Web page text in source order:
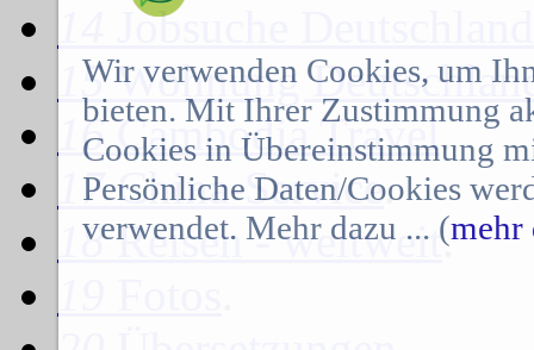
Jobsuche Deutschland
15Wohnung
16Cambodia Travel.
17China-Service.
18Reisen - weltweit.
Wir verwenden Cookies, um
bieten. Mit Ihrer Zustimmung
Cookies in Übereinstimmung
Persönliche Daten/Cookies
verwendet. Mehr dazu ... (mehr